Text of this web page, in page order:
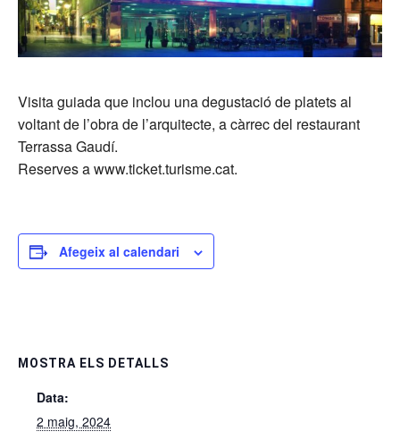
Visita guiada que inclou una degustació de platets al
voltant de l’obra de l’arquitecte, a càrrec del restaurant
Terrassa Gaudí.
Reserves a www.ticket.turisme.cat.
Afegeix al calendari
MOSTRA ELS DETALLS
Data:
2 maig, 2024